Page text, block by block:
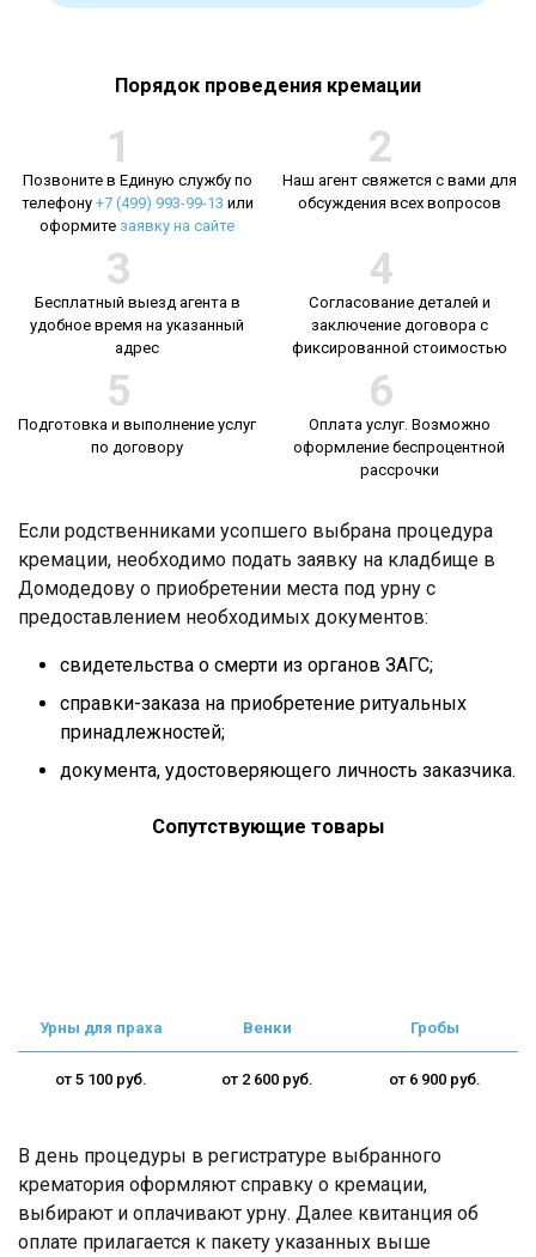
Порядок проведения кремации
1
Позвоните в Единую службу по
телефону +7 (499) 993-99-13 или
оформите заявку на сайте
2
Наш агент свяжется с вами для
обсуждения всех вопросов
3
Бесплатный выезд агента в
удобное время на указанный
адрес
4
Согласование деталей и
заключение договора с
фиксированной стоимостью
5
Подготовка и выполнение услуг
по договору
6
Оплата услуг. Возможно
оформление беспроцентной
рассрочки
Если родственниками усопшего выбрана процедура
кремации, необходимо подать заявку на кладбище в
Домодедову о приобретении места под урну с
предоставлением необходимых документов:
свидетельства о смерти из органов ЗАГС;
справки-заказа на приобретение ритуальных
принадлежностей;
документа, удостоверяющего личность заказчика.
Сопутствующие товары
Урны для праха
от 5 100 руб.
Венки
от 2 600 руб.
Гробы
от 6 900 руб.
В день процедуры в регистратуре выбранного
крематория оформляют справку о кремации,
выбирают и оплачивают урну. Далее квитанция об
оплате прилагается к пакету указанных выше